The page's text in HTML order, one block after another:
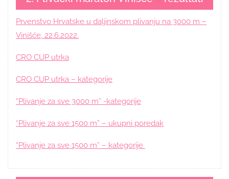
Prvenstvo Hrvatske u daljinskom plivanju na 3000 m –
Vinišće, 22.6.2022.
CRO CUP utrka
CRO CUP utrka – kategorije
“Plivanje za sve 3000 m” -kategorije
“Plivanje za sve 1500 m” – ukupni poredak
“Plivanje za sve 1500 m” – kategorije